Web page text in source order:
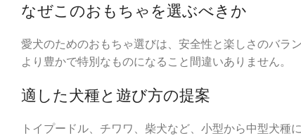
なぜこのおもちゃを選ぶべきか
愛犬のためのおもちゃ選びは、安全性と楽しさのバラ
より豊かで特別なものになること間違いありません。
適した犬種と遊び方の提案
トイプードル、チワワ、柴犬など、小型から中型犬